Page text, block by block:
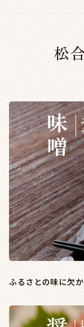
松
ふるさとの味に欠